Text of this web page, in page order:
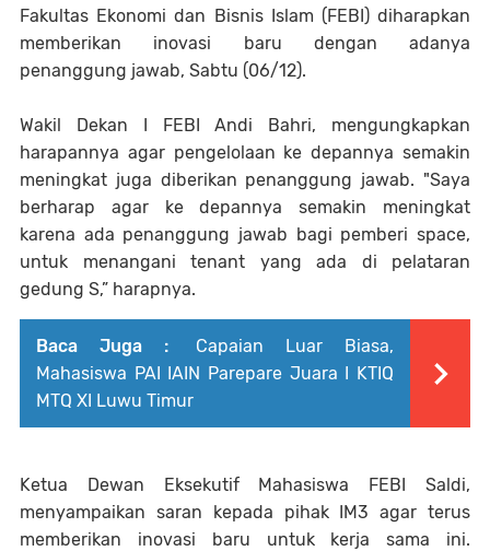
Fakultas Ekonomi dan Bisnis Islam (FEBI) diharapkan
memberikan inovasi baru dengan adanya
penanggung jawab, Sabtu (06/12).
Wakil Dekan I FEBI Andi Bahri, mengungkapkan
harapannya agar pengelolaan ke depannya semakin
meningkat juga diberikan penanggung jawab. "Saya
berharap agar ke depannya semakin meningkat
karena ada penanggung jawab bagi pemberi space,
untuk menangani tenant yang ada di pelataran
gedung S,” harapnya.
Baca Juga :
Capaian Luar Biasa,
Mahasiswa PAI IAIN Parepare Juara I KTIQ
MTQ XI Luwu Timur
Ketua Dewan Eksekutif Mahasiswa FEBI Saldi,
menyampaikan saran kepada pihak IM3 agar terus
memberikan inovasi baru untuk kerja sama ini.